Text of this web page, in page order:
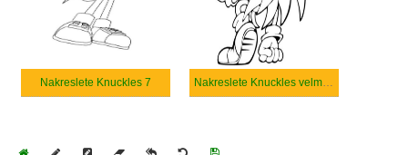
Nakreslete Knuckles 7 Nakreslete Knuckles velmi snadné